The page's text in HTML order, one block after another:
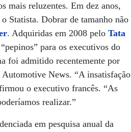
mais reluzentes. Em dez anos,
Statista. Dobrar de tamanho não
. Adquiridas em 2008 peloTata
para os executivos do
foi admitido recentemente por
Automotive News. “A insatisfação
o executivo francês. “As
realizar.”
em pesquisa anual da